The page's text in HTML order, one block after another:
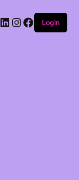
LinkedIn
Instagram
Facebook
Login